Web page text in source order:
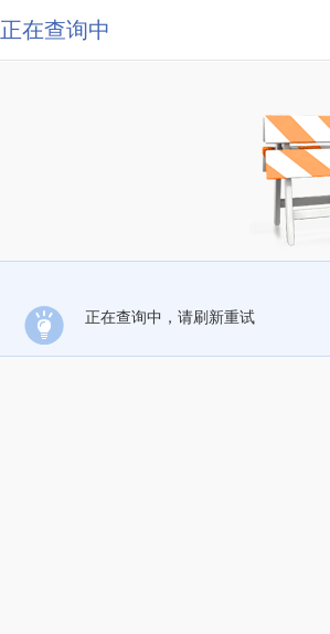
正在查询中
正在查询中，请刷新重试